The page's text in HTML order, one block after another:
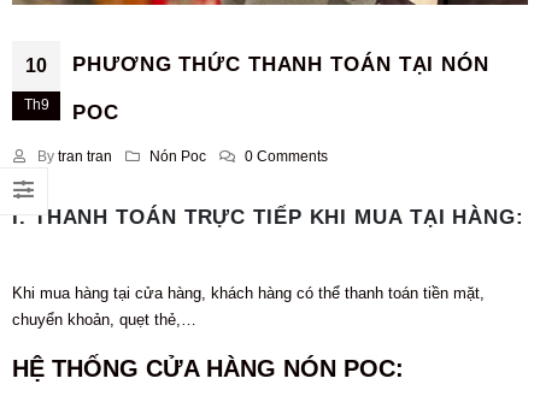
10
Th9
PHƯƠNG THỨC THANH TOÁN TẠI NÓN
POC
By tran tran Nón Poc 0 Comments
I. THANH TOÁN TRỰC TIẾP KHI MUA TẠI HÀNG:
Khi mua hàng tại cửa hàng, khách hàng có thể thanh toán tiền mặt,
chuyển khoản, quẹt thẻ,…
HỆ THỐNG CỬA HÀNG NÓN POC: